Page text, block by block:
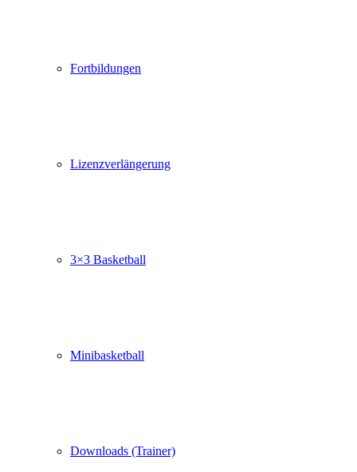
Fortbildungen
Lizenzverlängerung
3×3 Basketball
Minibasketball
Downloads (Trainer)